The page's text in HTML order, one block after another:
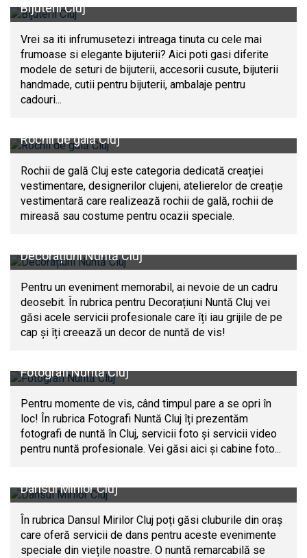
Bijuterii Cluj
Vrei sa iti infrumusetezi intreaga tinuta cu cele mai
frumoase si elegante bijuterii? Aici poti gasi diferite
modele de seturi de bijuterii, accesorii cusute, bijuterii
handmade, cutii pentru bijuterii, ambalaje pentru
cadouri...
Rochii de gală Cluj
Rochii de gală Cluj este categoria dedicată creației
vestimentare, designerilor clujeni, atelierelor de creație
vestimentară care realizează rochii de gală, rochii de
mireasă sau costume pentru ocazii speciale.
Decorațiuni Nuntă Cluj
Pentru un eveniment memorabil, ai nevoie de un cadru
deosebit. În rubrica pentru Decorațiuni Nuntă Cluj vei
găsi acele servicii profesionale care îți iau grijile de pe
cap și îți creează un decor de nuntă de vis!
Fotografi Nuntă Cluj
Pentru momente de vis, când timpul pare a se opri în
loc! În rubrica Fotografi Nuntă Cluj îți prezentăm
fotografi de nuntă în Cluj, servicii foto și servicii video
pentru nuntă profesionale. Vei găsi aici și cabine foto...
Dansul Mirilor Cluj
În rubrica Dansul Mirilor Cluj poți găsi cluburile din oraș
care oferă servicii de dans pentru aceste evenimente
speciale din viețile noastre. O nuntă remarcabilă se